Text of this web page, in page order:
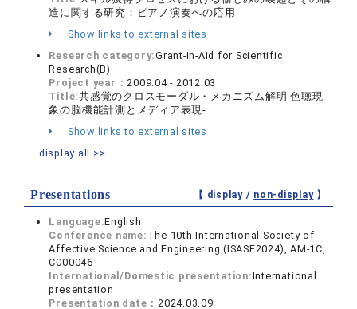
造に関する研究：ピアノ演奏への応用
Show links to external sites
Research category:Grant-in-Aid for Scientific
Research(B)
Project year：2009.04 - 2012.03
Title:共感覚のクロスモーダル・メカニズム解明-色聴現
象の脳機能計測とメディア表現-
Show links to external sites
display all >>
Presentations 【 display / non-display】
Language:English
Conference name: The 10th International Society of
Affective Science and Engineering (ISASE2024), AM-1C,
C000046
International/Domestic presentation:International
presentation
Presentation date：2024.03.09